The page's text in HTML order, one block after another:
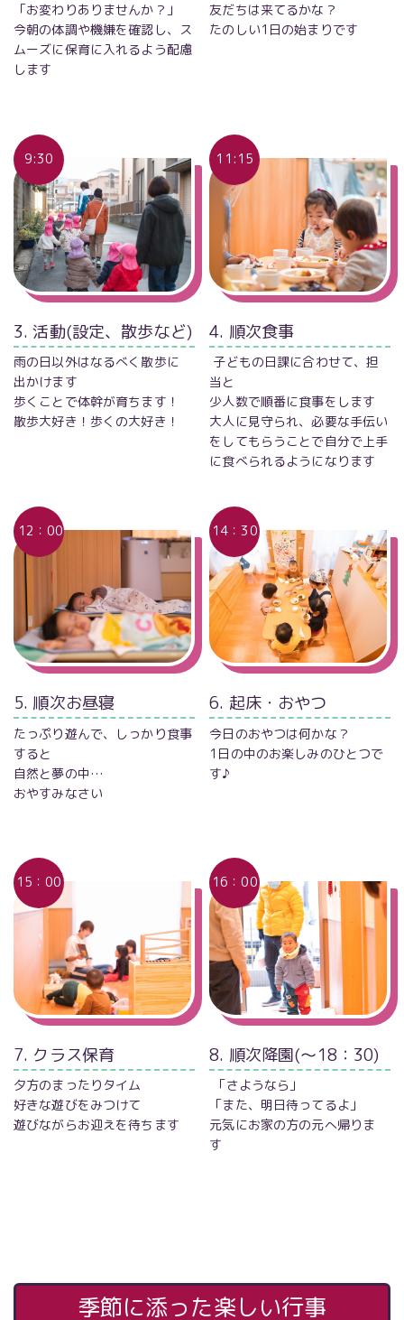
「お変わりありませんか？」
今朝の体調や機嫌を確認し、ス
ムーズに保育に入れるよう配慮
します
友だちは来てるかな？
たのしい1日の始まりです
9:30
3. 活動(設定、散歩など)
雨の日以外はなるべく散歩に
出かけます
歩くことで体幹が育ちます！
散歩大好き！歩くの大好き！
11:15
4. 順次食事
子どもの日課に合わせて、担
当と
少人数で順番に食事をします
大人に見守られ、必要な手伝い
をしてもらうことで自分で上手
に食べられるようになります
12：00
5. 順次お昼寝
たっぷり遊んで、しっかり食事
すると
自然と夢の中…
おやすみなさい
14：30
6. 起床・おやつ
今日のおやつは何かな？
1日の中のお楽しみのひとつで
す♪
15：00
7. クラス保育
夕方のまったりタイム
好きな遊びをみつけて
遊びながらお迎えを待ちます
16：00
8. 順次降園(～18：30)
「さようなら」
「また、明日待ってるよ」
元気にお家の方の元へ帰りま
す
季節に添った楽しい行事